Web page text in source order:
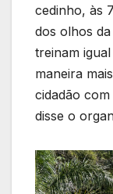
cedinho, às
dos olhos
treinam
maneira
cidadão com
disse o